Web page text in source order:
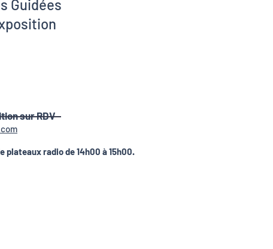
Guidées
sur RDV
plateaux radio de 14h00 à 15h00.